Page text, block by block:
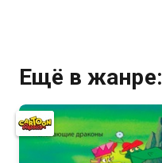
Ещё в жанре: